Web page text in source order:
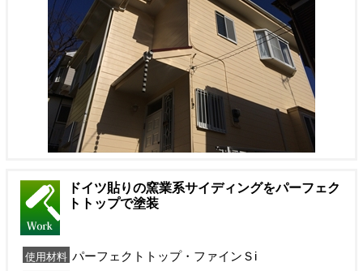
ドイツ貼りの窯業系サイディングをパーフェク
トトップで塗装
使用材料 パーフェクトトップ・ファインＳi